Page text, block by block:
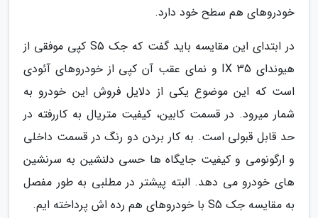
خودروهای هم سطح خود دارد.
در ابتدای این مقایسه باید گفت که جک S5 کپی موفقی از
هیوندای IX 35 و نمای عقب آن کپی از خودروهای آئودی
است که این موضوع یکی از دلایل فروش این خودرو به
شمار میرود. در قسمت کابین، کیفیت متریال به کاررفته در
حد قابل قبولی است. به کار بردن دو رنگ در قسمت داخلی
و ارگونومی و کیفیت جایگاه ها حسی دلنشین به سرنشین
های خودرو می دهد. البته پیشتر در مطلبی به طور مفصل
به مقایسه جک S5 با خودروهای هم رده اش پرداخته ایم.